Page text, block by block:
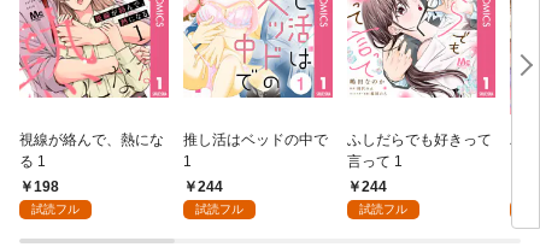
視線が絡んで、熱にな
る 1
198
試読フル
推し活はベッドの中で
1
244
試読フル
ふしだらでも好きって
言って 1
244
試読フル
パ